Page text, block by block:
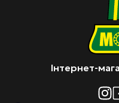
Інтернет-